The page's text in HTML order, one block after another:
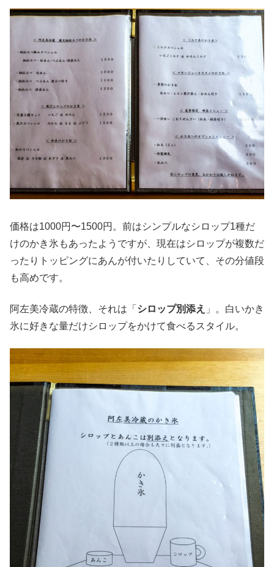
価格は1000円〜1500円。前はシンプルなシロップ1種だ
けのかき氷もあったようですが、現在はシロップが複数だ
ったりトッピングにあんが付いたりしていて、その分値段
も高めです。
阿左美冷蔵の特徴、それは「 シロップ別添え 」。白いかき
氷に好きな量だけシロップをかけて食べるスタイル。